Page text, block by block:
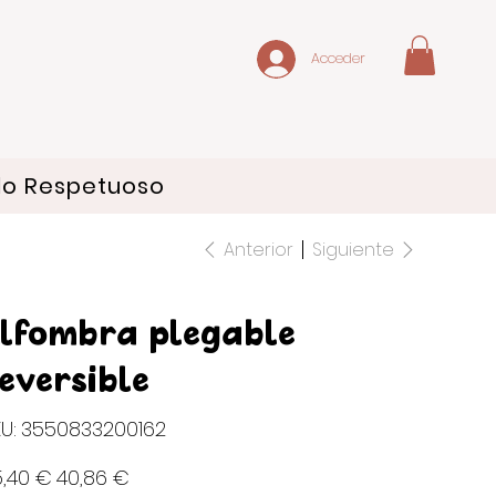
Acceder
Respetuoso
Anterior Siguiente
plegable
3550833200162
3550833200162
€ de
40,86 €